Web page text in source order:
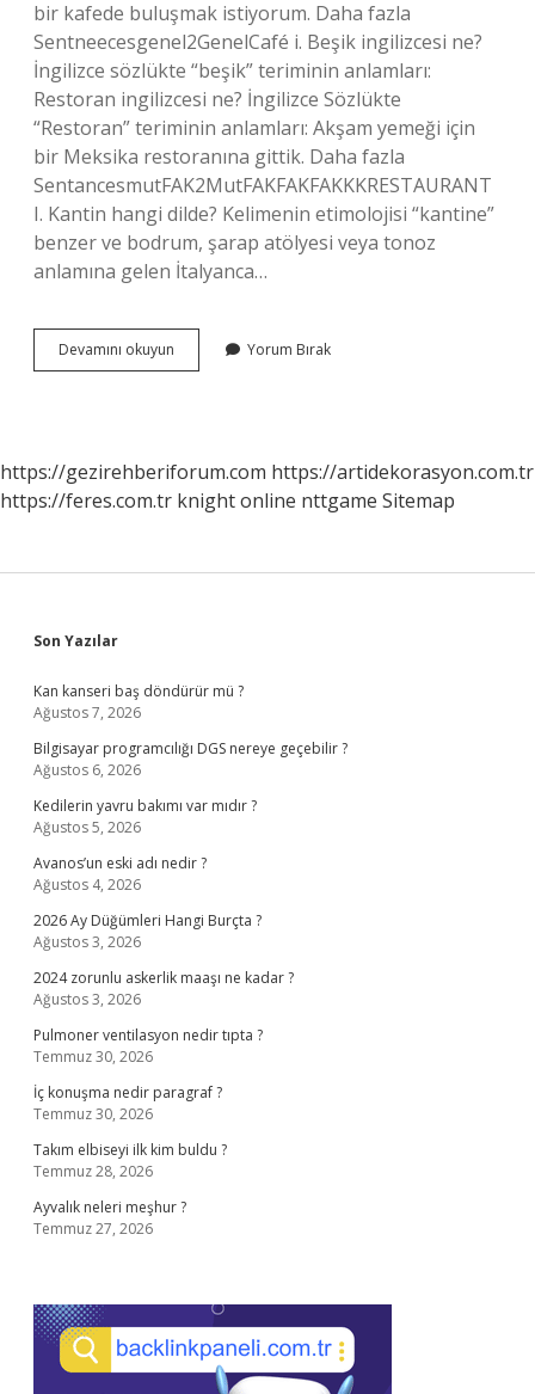
bir kafede buluşmak istiyorum. Daha fazla
Sentneecesgenel2GenelCafé i. Beşik ingilizcesi ne?
İngilizce sözlükte “beşik” teriminin anlamları:
Restoran ingilizcesi ne? İngilizce Sözlükte
“Restoran” teriminin anlamları: Akşam yemeği için
bir Meksika restoranına gittik. Daha fazla
SentancesmutFAK2MutFAKFAKFAKKKRESTAURANT
I. Kantin hangi dilde? Kelimenin etimolojisi “kantine”
benzer ve bodrum, şarap atölyesi veya tonoz
anlamına gelen İtalyanca…
Devamını okuyun Kantinin
Ingilizcesi
Yorum Bırak
https://gezirehberiforum.com https://artidekorasyon.com.tr
https://feres.com.tr knight online nttgame Sitemap
Sidebar
Son Yazılar
Kan kanseri baş döndürür mü ?
Ağustos 7, 2026
Bilgisayar programcılığı DGS nereye geçebilir ?
Ağustos 6, 2026
Kedilerin yavru bakımı var mıdır ?
Ağustos 5, 2026
Avanos’un eski adı nedir ?
Ağustos 4, 2026
2026 Ay Düğümleri Hangi Burçta ?
Ağustos 3, 2026
2024 zorunlu askerlik maaşı ne kadar ?
Ağustos 3, 2026
Pulmoner ventilasyon nedir tıpta ?
Temmuz 30, 2026
İç konuşma nedir paragraf ?
Temmuz 30, 2026
Takım elbiseyi ilk kim buldu ?
Temmuz 28, 2026
Ayvalık neleri meşhur ?
Temmuz 27, 2026